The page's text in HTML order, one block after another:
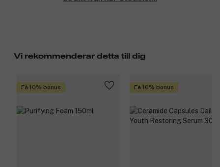
Vi rekommenderar detta till dig
Få 10% bonus Få 10% bonus